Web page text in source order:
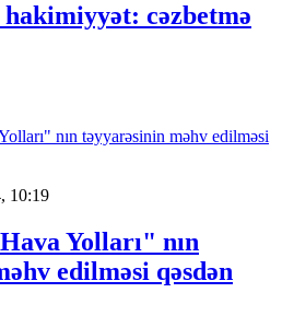
cəzbetmə
10:19
Yolları" nın
edilməsi qəsdən